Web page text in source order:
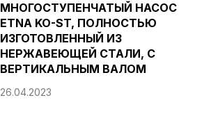
МНОГОСТУПЕНЧАТЫЙ НАСОС
ETNA KO-ST, ПОЛНОСТЬЮ
ИЗГОТОВЛЕННЫЙ ИЗ
НЕРЖАВЕЮЩЕЙ СТАЛИ, С
ВЕРТИКАЛЬНЫМ ВАЛОМ
26.04.2023